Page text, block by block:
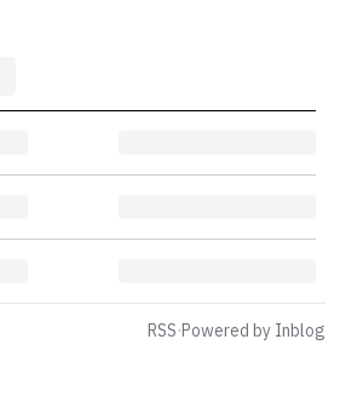
RSS·Powered by Inblog